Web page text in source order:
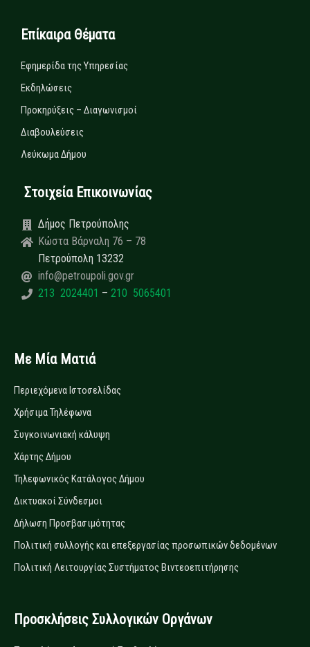
Επίκαιρα Θέματα
Εφημερίδα της Υπηρεσίας
Εκδηλώσεις
Προκηρύξεις – Διαγωνισμοί
Διαβουλεύσεις
Λεύκωμα Δήμου
Στοιχεία Επικοινωνίας
Δήμος Πετρούπολης
Κώστα Βάρναλη 76 – 78
Πετρούπολη 13232
info@petroupoli.gov.gr
213 2024401 – 210 5065401
Με Μία Ματιά
Περιεχόμενα Ιστοσελίδας
Χρήσιμα Τηλέφωνα
Συγκοινωνιακή κάλυψη
Χάρτης Δήμου
Τηλεφωνικός Κατάλογος Δήμου
Δικτυακοί Σύνδεσμοι
Δήλωση Προσβασιμότητας
Πολιτική συλλογής και επεξεργασίας προσωπικών δεδομένων
Πολιτική Λειτουργίας Συστήματος Βιντεοεπιτήρησης
Προσκλήσεις Συλλογικών Οργάνων